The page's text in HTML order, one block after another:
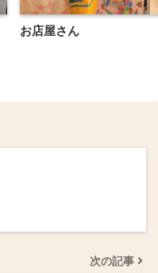
お店屋さん
次の記事